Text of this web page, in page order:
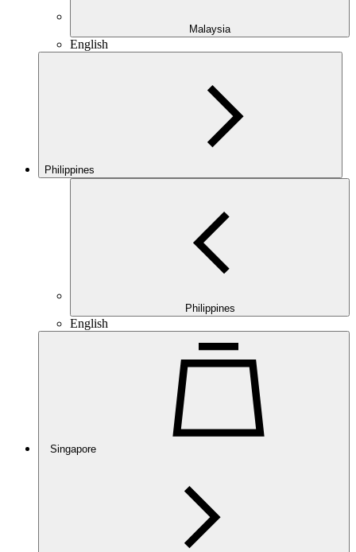
Malaysia
English
Philippines
Philippines
English
Singapore